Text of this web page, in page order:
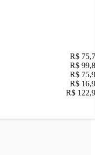
R$
R$
R$
R$
R$